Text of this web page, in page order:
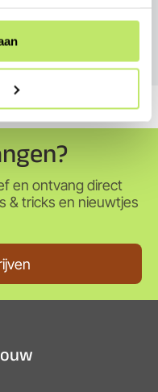
en ontvang direct
& tricks en nieuwtjes